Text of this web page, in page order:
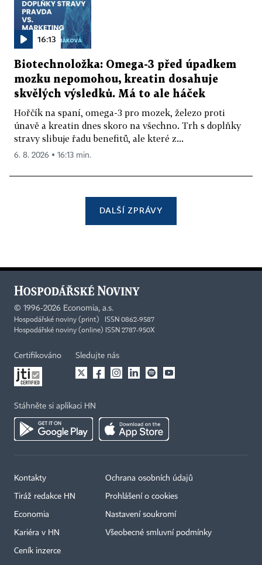
16:13
Biotechnoložka: Omega-3 před úpadkem
mozku nepomohou, kreatin dosahuje
skvělých výsledků. Má to ale háček
Hořčík na spaní, omega-3 pro mozek, železo proti
únavě a kreatin dnes skoro na všechno. Trh s doplňky
stravy slibuje řadu benefitů, ale které z...
6. 8. 2026 ▪ 16:13 min.
DALŠÍ ZPRÁVY
© 1996-2026 Economia, a.s.
Hospodářské noviny (print) ISSN 0862-9587
Hospodářské noviny (online) ISSN 2787-950X
Certifikováno Sledujte nás
Stáhněte si aplikaci HN
Kontakty
Tiráž redakce HN
Economia
Kariéra v HN
Ceník inzerce
Ochrana osobních údajů
Prohlášení o cookies
Nastavení soukromí
Všeobecné smluvní podmínky